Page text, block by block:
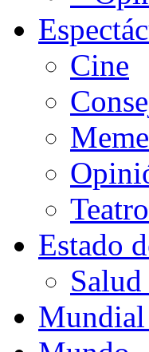
Cine
Teatro
Estado